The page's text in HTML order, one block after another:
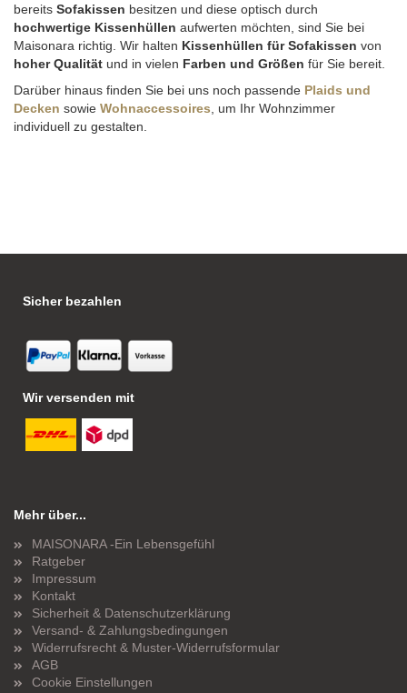
bereits Sofakissen besitzen und diese optisch durch
hochwertige Kissenhüllen aufwerten möchten, sind Sie bei
Maisonara richtig. Wir halten Kissenhüllen für Sofakissen von
hoher Qualität und in vielen Farben und Größen für Sie bereit.
Darüber hinaus finden Sie bei uns noch passende Plaids und
Decken sowie Wohnaccessoires, um Ihr Wohnzimmer
individuell zu gestalten.
Sicher bezahlen
Wir versenden mit
Mehr über...
MAISONARA -Ein Lebensgefühl
Ratgeber
Impressum
Kontakt
Sicherheit & Datenschutzerklärung
Versand- & Zahlungsbedingungen
Widerrufsrecht & Muster-Widerrufsformular
AGB
Cookie Einstellungen